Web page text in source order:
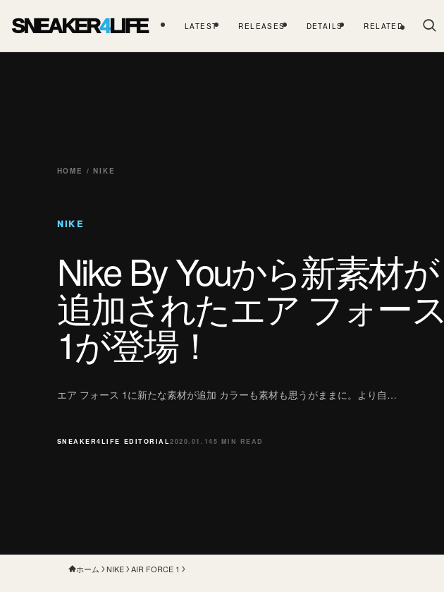
SNEAKER4LIFE LATEST RELEASES DETAILS RELATED
HOME / NIKE
NIKE
Nike By Youから新素材が
追加されたエア フォース
1が登場！
エア フォース 1に新たな素材が追加 カラーも素材も思うがままに。より自…
SNEAKER4LIFE EDITORIAL2020.01.145 MIN READ
ホーム NIKE AIR FORCE 1